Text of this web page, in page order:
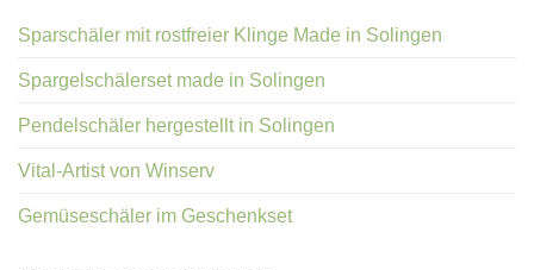
Sparschäler mit rostfreier Klinge Made in Solingen
Spargelschälerset made in Solingen
Pendelschäler hergestellt in Solingen
Vital-Artist von Winserv
Gemüseschäler im Geschenkset